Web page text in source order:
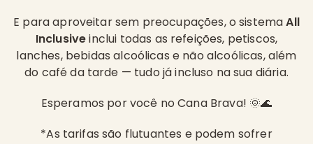
E para aproveitar sem preocupações, o sistemaAll
Inclusiveinclui todas as refeições, petiscos,
lanches, bebidas alcoólicas e não alcoólicas, além
do café da tarde — tudo já incluso na sua diária.
Esperamos por você no Cana Brava! 🌞🌊
*As tarifas são flutuantes e podem sofrer